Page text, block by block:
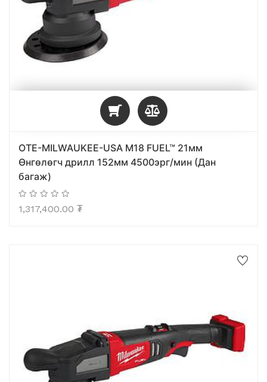
OTE-MILWAUKEE-USA M18 FUEL™ 21мм
Өнгөлөгч дрилл 152мм 4500эрг/мин (Дан
багаж)
1,317,400.00 ₮